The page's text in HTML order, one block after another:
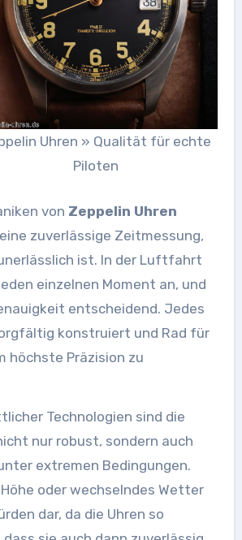
Uhren » Qualität für echte
Piloten
von Zeppelin Uhren
zuverlässige Zeitmessung,
ist. In der Luftfahrt
einzelnen Moment an, und
entscheidend. Jedes
konstruiert und Rad für
höchste Präzision zu
Technologien sind die
nur robust, sondern auch
extremen Bedingungen.
oder wechselndes Wetter
dar, da die Uhren so